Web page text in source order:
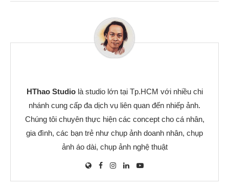
HThao Studiolà studio lớn tại Tp.HCM với nhiều chi
nhánh cung cấp đa dịch vụ liên quan đến nhiếp ảnh.
Chúng tôi chuyên thực hiện các concept cho cá nhân,
gia đình, các bạn trẻ như chụp ảnh doanh nhân, chụp
ảnh áo dài, chụp ảnh nghệ thuật